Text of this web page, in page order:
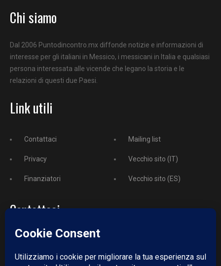
Chi siamo
Dal 2006 Puntodincontro.mx diffonde notizie e informazioni di
interesse per gli italiani in Messico, i messicani in Italia e qualsiasi
persona interessata alle vicende che legano la storia e le
relazioni di questi due Paesi.
Link utili
Contattaci
Privacy
Finanziatori
Mailing list
Vecchio sito (IT)
Vecchio sito (ES)
Contattaci
Telefono:+52 729 243 3743
Email:
redazione@puntodincontro.mx